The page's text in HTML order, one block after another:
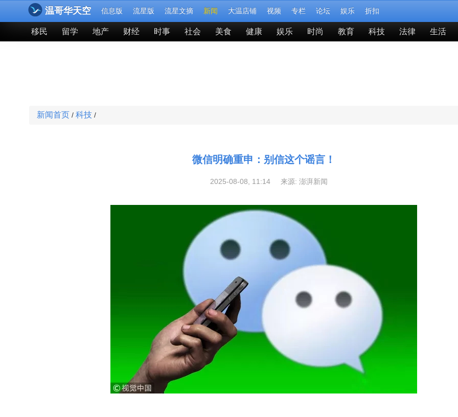
温哥华天空 信息版 流星版 流星文摘 新闻 大温店铺 视频 专栏 论坛 娱乐 折扣
移民 留学 地产 财经 时事 社会 美食 健康 娱乐 时尚 教育 科技 法律 生活
新闻首页 / 科技 /
微信明确重申：别信这个谣言！
2025-08-08, 11:14 来源: 澎湃新闻